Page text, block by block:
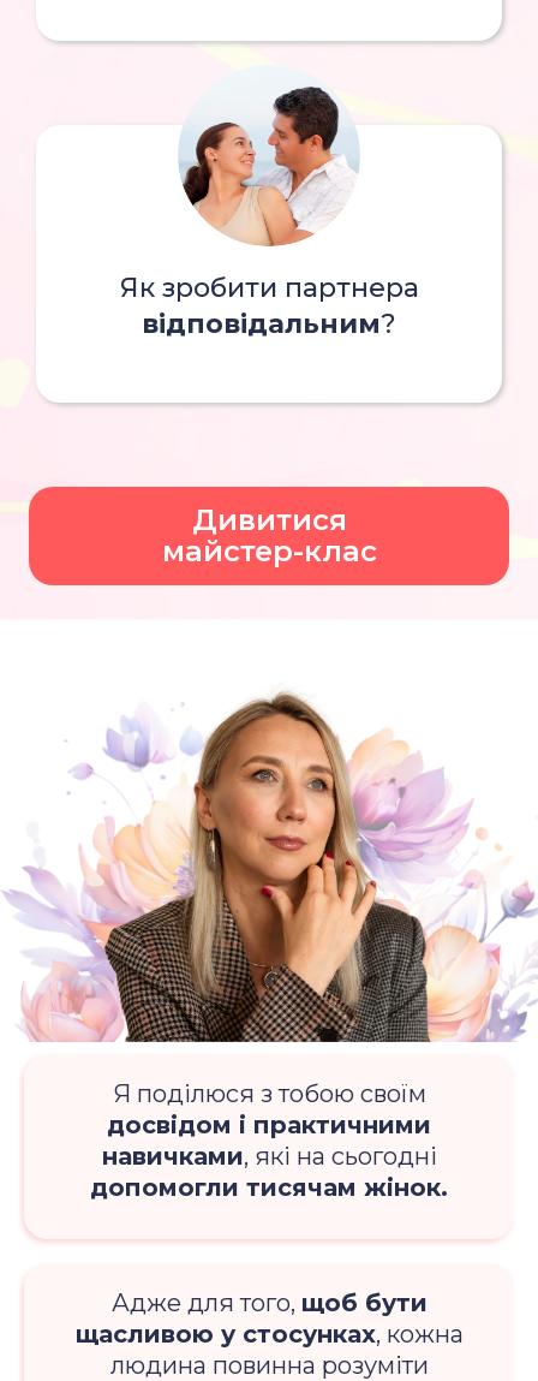
Як зробити партнера
відповідальним?
Дивитися
майстер-клас
Я поділюся з тобою своїм
досвідом і практичними
навичками, які на сьогодні
допомогли тисячам жінок.
Адже для того, щоб бути
щасливою у стосунках, кожна
людина повинна розуміти